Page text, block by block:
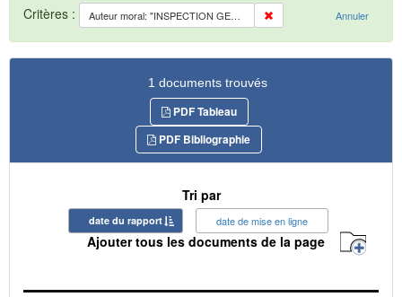
Critères : Auteur moral: "INSPECTION GENERALE DES SERVICES DES AFFAIRES MARITIMES" Annuler
1 documents trouvés
PDF Tableau
PDF Bibliographie
Tri par
date du rapport date de mise en ligne
Ajouter tous les documents de la page